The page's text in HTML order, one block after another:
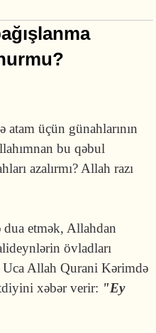
üçün günahlarının
bu qəbul
azalırmı? Allah razı
etmək, Allahdan
övladları
Uca Allah Qurani Kərimdə
xəbər verir: "Ey